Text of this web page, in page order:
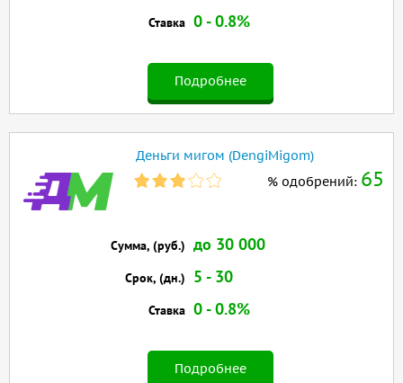
Подробнее
Ставка 0 - 0.8%
Деньги мигом (DengiMigom)
% одобрений: 65
Подробнее
Сумма, (руб.) до 30 000
Срок, (дн.) 5 - 30
Ставка 0 - 0.8%